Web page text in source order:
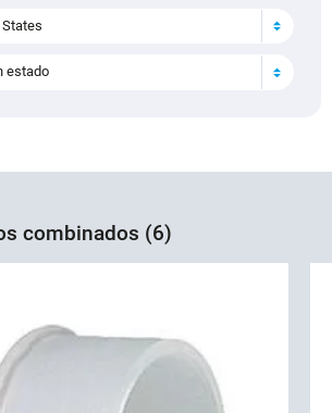
estado
combinados (6)